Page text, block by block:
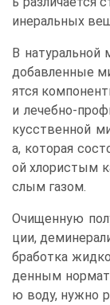
инеральных
В натуральной
добавленные
ятся
и лечебно-
кусственной
а, которая
ой хлористым
слым газом.
Очищенную
ции,
бработка
денным
ю воду, нужно